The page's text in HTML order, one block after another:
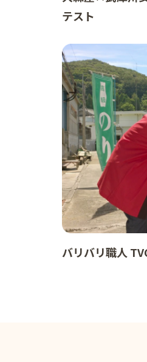
テスト
バリバリ職人